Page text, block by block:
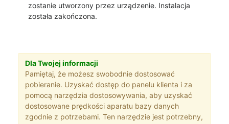
zostanie utworzony przez urządzenie. Instalacja
została zakończona.
Dla Twojej informacji
Pamiętaj, że możesz swobodnie dostosować
pobieranie. Uzyskać dostęp do panelu klienta i za
pomocą narzędzia dostosowywania, aby uzyskać
dostosowane prędkości aparatu bazy danych
zgodnie z potrzebami. Ten narzędzie jest potrzebny,